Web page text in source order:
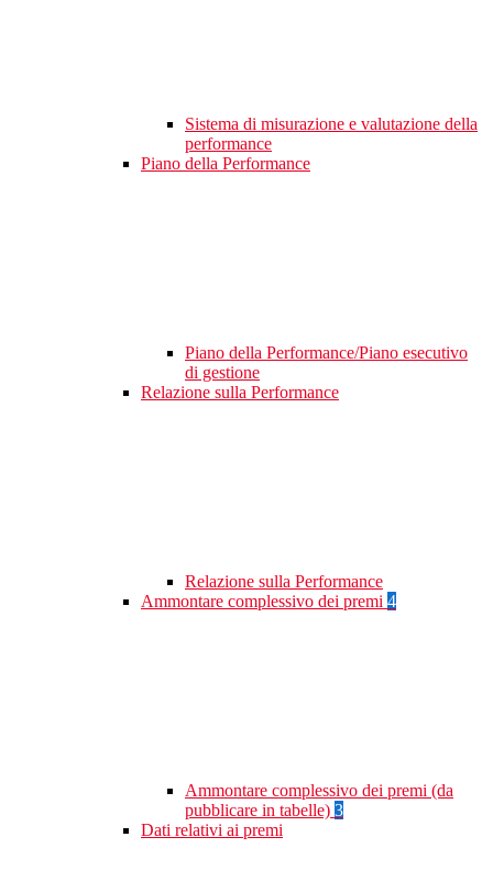
Sistema di misurazione e valutazione della
performance
Piano della Performance
Piano della Performance/Piano esecutivo
di gestione
Relazione sulla Performance
Relazione sulla Performance
Ammontare complessivo dei premi 4
Ammontare complessivo dei premi (da
pubblicare in tabelle) 3
Dati relativi ai premi